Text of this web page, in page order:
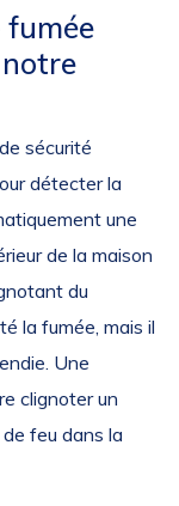
sécurité
détecter la
une
de la maison
du
la fumée, mais il
Une
clignoter un
feu dans la